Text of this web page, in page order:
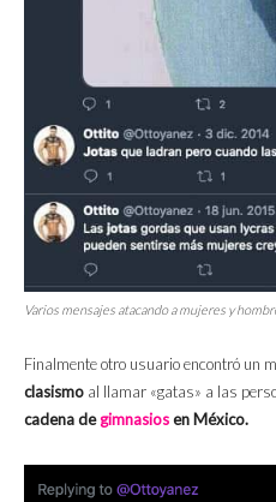
Varios mensajes atacando a mujeres y
Finalmente otro usuario encontró un
clasismo al llamar «gatas» a las
cadena degimnasiosen México.